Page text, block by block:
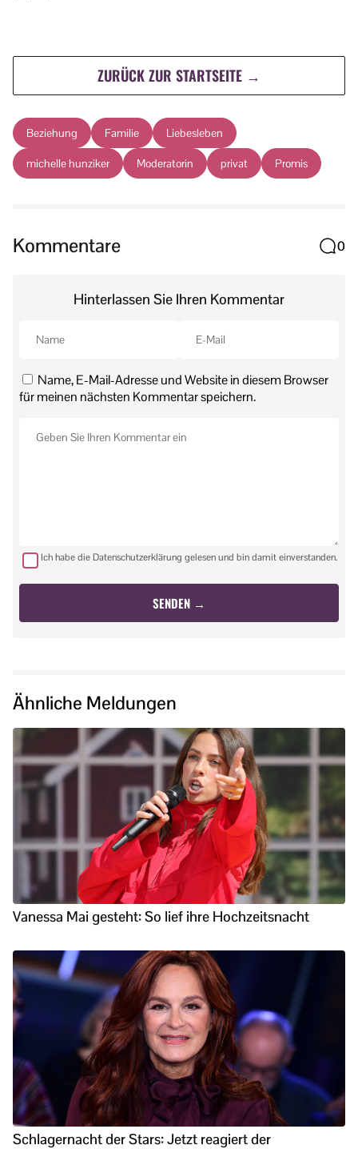
ZURÜCK ZUR STARTSEITE →
Beziehung Familie Liebesleben
michelle hunziker Moderatorin privat Promis
Kommentare 0
Hinterlassen Sie Ihren Kommentar
Name, E-Mail-Adresse und Website in diesem Browser
für meinen nächsten Kommentar speichern.
Ich habe die Datenschutzerklärung gelesen und bin damit einverstanden.
Ähnliche Meldungen
Vanessa Mai gesteht: So lief ihre Hochzeitsnacht
Schlagernacht der Stars: Jetzt reagiert der